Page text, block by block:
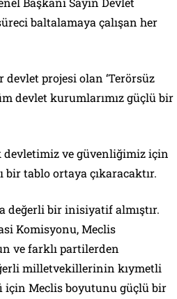
baltalamaya çalışan her
projesi olan ‘Terörsüz
devlet kurumlarımız güçlü bir
ve güvenliğimiz için
bir tablo ortaya çıkaracaktır.
değerli bir inisiyatif almıştır.
Komisyonu, Meclis
ve farklı partilerden
milletvekillerinin kıymetli
için Meclis boyutunu güçlü bir